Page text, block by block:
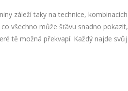
záleží taky na technice, kombinacích
všechno může šťávu snadno pokazit,
tě možná překvapí. Každý najde svůj